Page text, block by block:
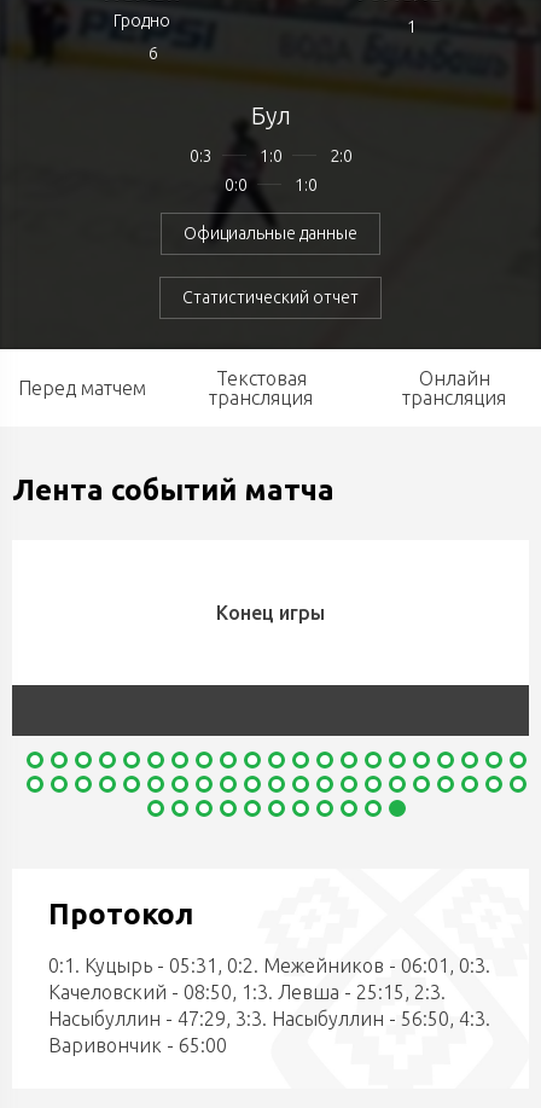
Гродно
6
Бул
0:3 1:0
2:0
0:0
1:0
Официальные данные
Статистический отчет
1
Перед матчем
Текстовая
трансляция
Онлайн
трансляция
Лента событий матча
Конец игры
Протокол
0:1. Куцырь - 05:31, 0:2. Межейников - 06:01, 0:3.
Качеловский - 08:50, 1:3. Левша - 25:15, 2:3.
Насыбуллин - 47:29, 3:3. Насыбуллин - 56:50, 4:3.
Варивончик - 65:00